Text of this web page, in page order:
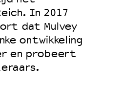
In 2017
dat Mulvey
ontwikkeling
en probeert